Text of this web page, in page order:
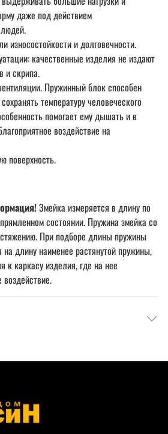
даже под действием
износостойкости и долговечности.
качественные изделия не издают
и скрипа.
Пружинный блок способен
температуру человеческого
помогает ему дышать и в
воздействие на
поверхность.
Змейка измеряется в длину по
состоянии. Пружина змейка со
При подборе длины пружины
на длину наименее растянутой пружины,
к каркасу изделия, где на нее